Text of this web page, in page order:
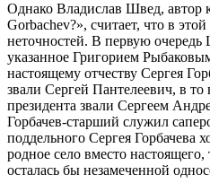
Однако Владислав Швед, автор
Gorbachev?», считает, что в
неточностей. В первую очередь
указанное Григорием
настоящему отчеству Сергея
звали Сергей Пантелеевич, в то
президента звали Сергеем
Горбачев-старший служил
поддельного Сергея Горбачева
родное село вместо
осталась бы незамеченной